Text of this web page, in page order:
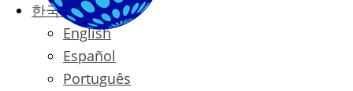
한국어
English
Español
Português